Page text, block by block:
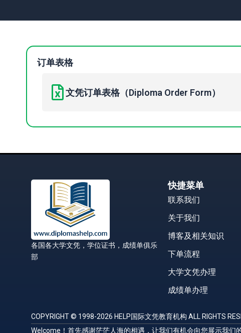
订单表格
文凭订单表格（Diploma Order Form）
各国各大学文凭，学位证书，成绩单俱乐
部
快捷菜单
联系我们
关于我们
博客及相关知识
下单流程
大学文凭办理
成绩单办理
COPYRIGHT © 1998-2026 HELP国际文凭教育机构 ALL RIGHTS
Welcome！首先感谢茫茫人海的相遇，让我们有机会向您展示我们